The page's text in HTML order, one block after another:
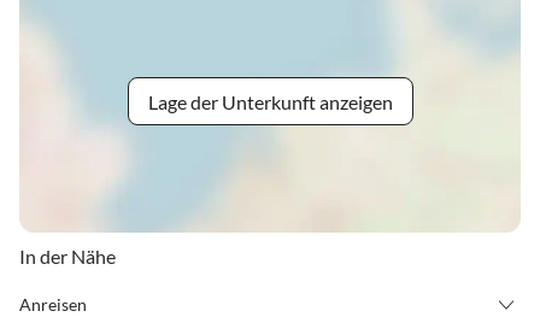
Lage der Unterkunft anzeigen
In der Nähe
Anreisen